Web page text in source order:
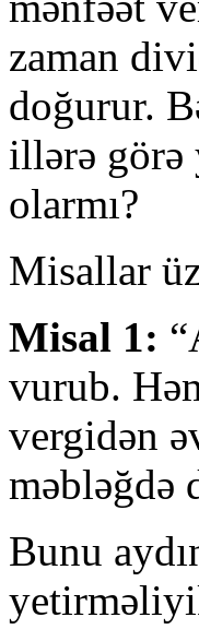
zaman
doğurur.
illərə görə
olarmı?
Misallar
Misal 1:
vurub.
vergidən
məbləğdə
Bunu